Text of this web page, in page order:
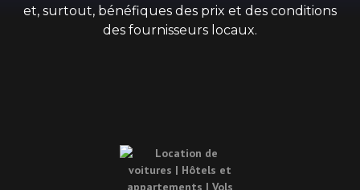
et, surtout, bénéfiques des prix et des conditions
des fournisseurs locaux.